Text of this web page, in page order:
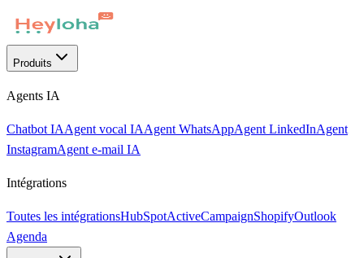
Produits
Agents IA
Chatbot IAAgent vocal IAAgent WhatsAppAgent LinkedInAgent
InstagramAgent e-mail IA
Intégrations
Toutes les intégrationsHubSpotActiveCampaignShopifyOutlook
Agenda